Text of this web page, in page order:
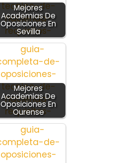
Mejores
Academias De
Oposiciones En
Sevilla
Mejores
Academias De
Oposiciones En
Ourense